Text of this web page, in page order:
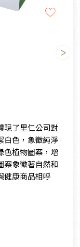
現了里仁公司對
白色，象徵純淨
色植物圖案，增
案象徵著自然和
健康商品相呼